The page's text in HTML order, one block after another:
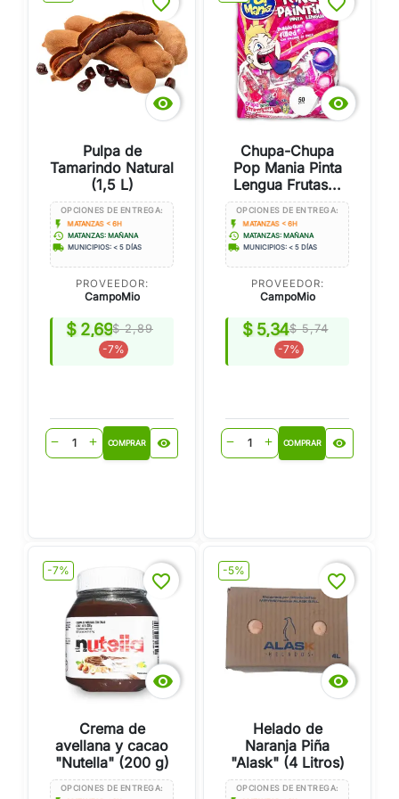

Pulpa de
Tamarindo Natural
(1,5 L)
OPCIONES DE ENTREGA:
flash_on MATANZAS < 6H
history MATANZAS: MAÑANA
local_shipping MUNICIPIOS: < 5 DÍAS
PROVEEDOR:
CampoMio
$ 2,69$ 2,89
-7%
remove add COMPRAR visibility

Chupa-Chupa
Pop Mania Pinta
Lengua Frutas...
OPCIONES DE ENTREGA:
flash_on MATANZAS < 6H
history MATANZAS: MAÑANA
local_shipping MUNICIPIOS: < 5 DÍAS
PROVEEDOR:
CampoMio
$ 5,34$ 5,74
-7%
remove add COMPRAR visibility
-7%

favorite_border
Crema de
avellana y cacao
"Nutella" (200 g)
OPCIONES DE ENTREGA:
-5%

favorite_border
Helado de
Naranja Piña
"Alask" (4 Litros)
OPCIONES DE ENTREGA: